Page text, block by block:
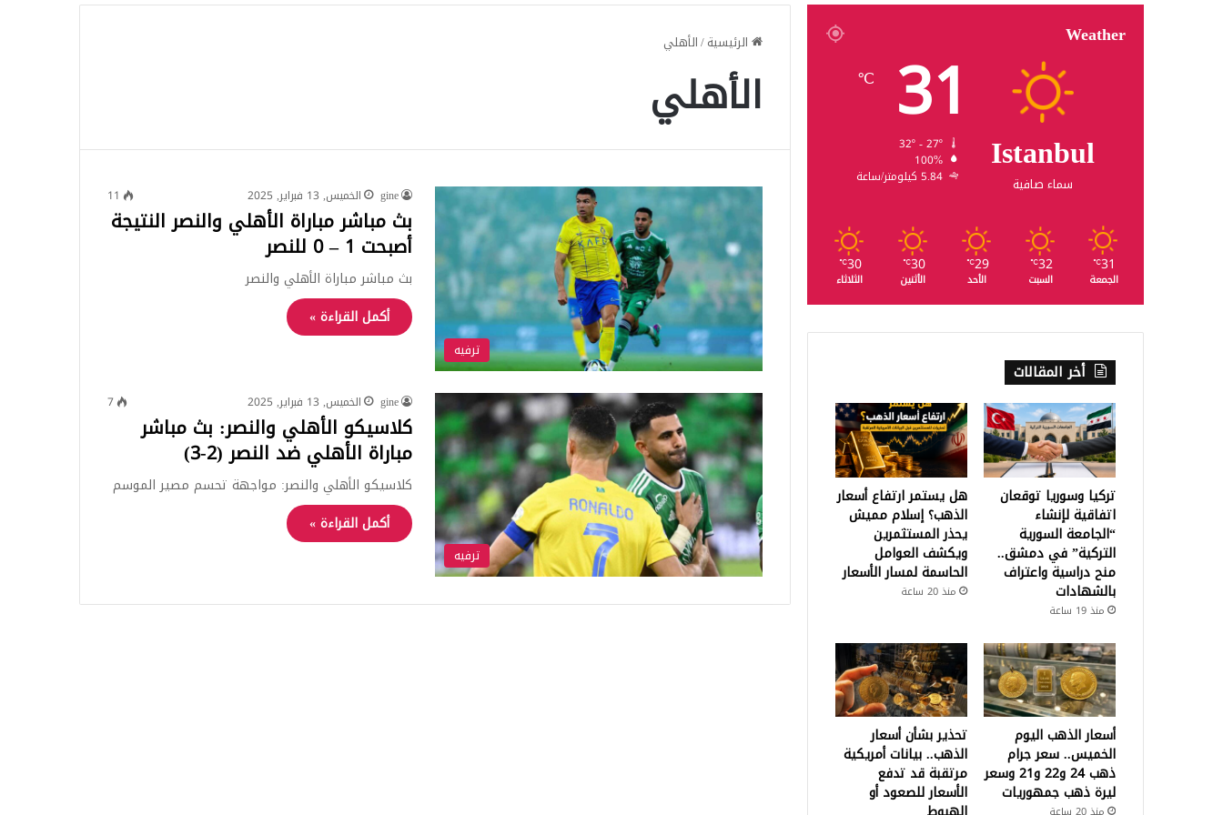
الرئيسية/الأهلي
الأهلي
ترفيه
gine الخميس, 13 فبراير, 2025 11
بث مباشر مباراة الأهلي والنصر النتيجة
أصبحت 1 – 0 للنصر
بث مباشر مباراة الأهلي والنصر
أكمل القراءة »
ترفيه
gine الخميس, 13 فبراير, 2025 7
كلاسيكو الأهلي والنصر: بث مباشر
مباراة الأهلي ضد النصر (2-3)
كلاسيكو الأهلي والنصر: مواجهة تحسم مصير الموسم
أكمل القراءة »
Weather
Istanbul
سماء صافية
31
℃
100%
5.84 كيلومتر/ساعة
31
℃
الجمعة
32
℃
السبت
29
℃
الأحد
30
℃
الأثنين
30
℃
الثلاثاء
أخر المقالات
تركيا وسوريا توقعان
اتفاقية لإنشاء
“الجامعة السورية
التركية” في دمشق..
منح دراسية واعتراف
بالشهادات
منذ 19 ساعة
هل يستمر ارتفاع أسعار
الذهب؟ إسلام مميش
يحذر المستثمرين
ويكشف العوامل
الحاسمة لمسار الأسعار
منذ 20 ساعة
أسعار الذهب اليوم
الخميس.. سعر جرام
ذهب 24 و22 و21 وسعر
ليرة ذهب جمهوريات
تحذير بشأن أسعار
الذهب.. بيانات أمريكية
مرتقبة قد تدفع
الأسعار للصعود أو